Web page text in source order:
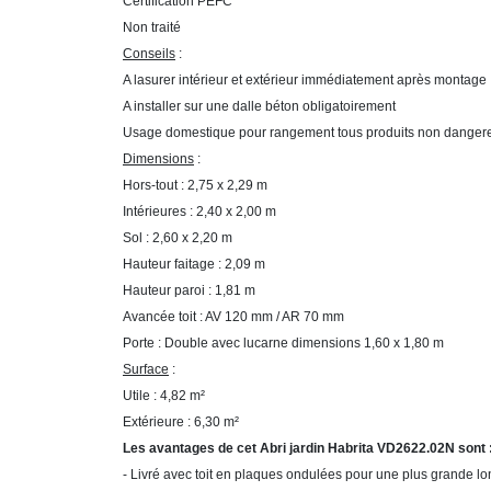
Non traité
Conseils :
A lasurer intérieur et extérieur immédiatement après montage
A installer sur une dalle béton obligatoirement
Usage domestique pour rangement tous produits non
Dimensions :
Hors-tout : 2,75 x 2,29 m
Intérieures : 2,40 x 2,00 m
Sol : 2,60 x 2,20 m
Hauteur faitage : 2,09 m
Hauteur paroi : 1,81 m
Avancée toit : AV 120 mm / AR 70 mm
Porte : Double avec lucarne dimensions 1,60 x 1,80 m
Surface :
Utile : 4,82 m²
Extérieure : 6,30 m²
Les avantages de cet Abri jardin Habrita VD2622.02N sont :
- Livré avec toit en plaques ondulées pour une plus grande